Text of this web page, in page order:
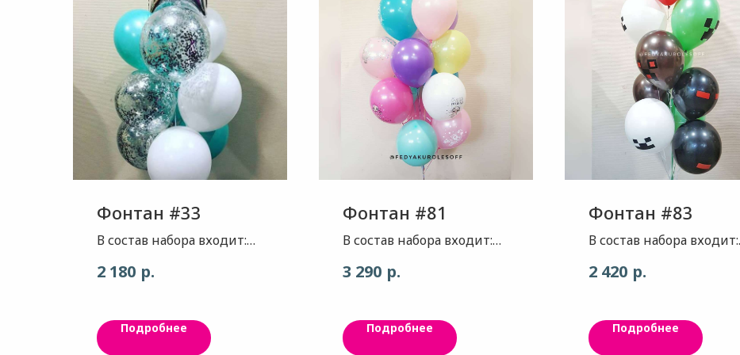
Фонтан #33
В состав набора входит:
глянец 3 шара , цвет
шара , цвет морской бриз
3 шара конфетти
2 180 р.
Подробнее
Фонтан #81
В состав набора входит:
ассорти, 5шт. Шар - серия
ассорти, 10шт Шар с
конфетти- даблстаф 2шт.
3 290 р.
Подробнее
Фонтан #83
В состав набора входит:
майнкрафт , ассорти .
2 420 р.
Подробнее